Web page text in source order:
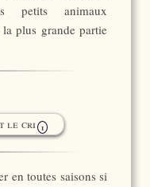
animaux
plus grande partie
le cri i
en toutes saisons si